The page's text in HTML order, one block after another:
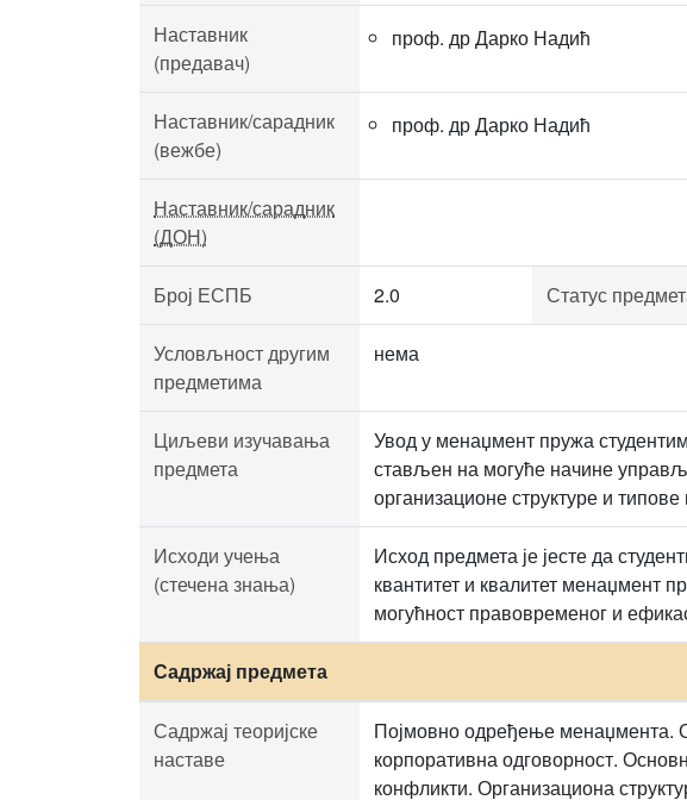
Наставник
(предавач)
проф. др Дарко Надић
Наставник/сарадник
(вежбе)
проф. др Дарко Надић
Наставник/сарадник
(ДОН)
Број ЕСПБ 2.0 Статус
Условљност другим
предметима
нема
Циљеви изучавања
предмета
Увод у менаџмент пружа
стављен на могуће начине
организационе структуре и
Исходи учења
(стечена знања)
Исход предмета је јесте да
квантитет и квалитет менаџмент
могућност правовременог и
Садржај предмета
Садржај теоријске
наставе
Појмовно одређење менаџмента.
корпоративна одговорност.
конфликти. Организациона